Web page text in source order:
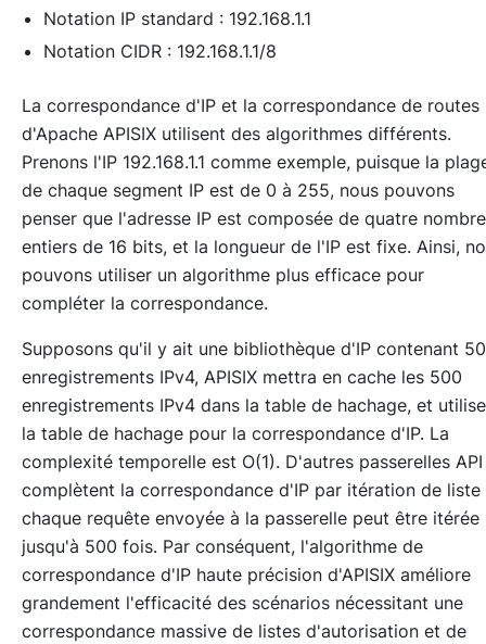
Notation IP standard : 192.168.1.1
Notation CIDR : 192.168.1.1/8
La correspondance d'IP et la correspondance de routes
d'Apache APISIX utilisent des algorithmes différents.
Prenons l'IP 192.168.1.1 comme exemple, puisque la
de chaque segment IP est de 0 à 255, nous pouvons
penser que l'adresse IP est composée de quatre
entiers de 16 bits, et la longueur de l'IP est fixe. Ainsi,
pouvons utiliser un algorithme plus efficace pour
compléter la correspondance.
Supposons qu'il y ait une bibliothèque d'IP contenant
enregistrements IPv4, APISIX mettra en cache les 500
enregistrements IPv4 dans la table de hachage, et
la table de hachage pour la correspondance d'IP. La
complexité temporelle est O(1). D'autres passerelles API
complètent la correspondance d'IP par itération de liste
chaque requête envoyée à la passerelle peut être itérée
jusqu'à 500 fois. Par conséquent, l'algorithme de
correspondance d'IP haute précision d'APISIX améliore
grandement l'efficacité des scénarios nécessitant une
correspondance massive de listes d'autorisation et de